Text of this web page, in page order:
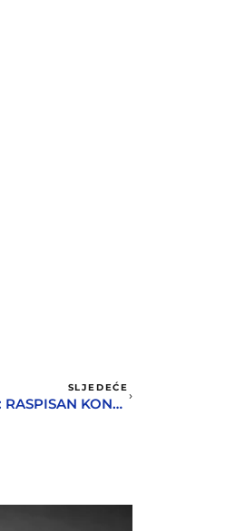
SLJEDEĆE
NOVO IZDANJE STREET ART FESTIVALA HERCEG NOVI: RASPISAN KONKURS ZA IZRADU RJEŠENJA ZA OSLIKAVANJE MURALA